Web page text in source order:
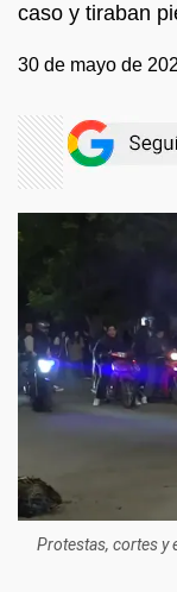
caso y tiraban
30 de mayo de
Protestas, cortes y